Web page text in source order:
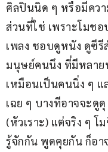
ศิลปินนิด ๆ หรือมีควา
ส่วนที่ใช่ เพราะโมช
เพลง ชอบดูหนัง ดูซีรี
มนุษย์คนนึง ที่มีหลาย
เหมือนเป็นคนนิ่ง ๆ
เฉย ๆ บางทีอาจจะดู
(หัวเราะ) แต่จริง ๆ โ
รู้จักกัน พูดคุยกัน ก็อา